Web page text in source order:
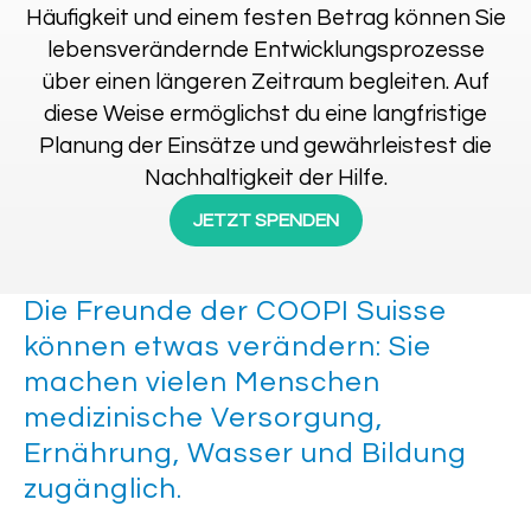
Häufigkeit und einem festen Betrag können Sie
lebensverändernde Entwicklungsprozesse
über einen längeren Zeitraum begleiten. Auf
diese Weise ermöglichst du eine langfristige
Planung der Einsätze und gewährleistest die
Nachhaltigkeit der Hilfe.
JETZT SPENDEN
Die Freunde der COOPI Suisse
können etwas verändern: Sie
machen vielen Menschen
medizinische Versorgung,
Ernährung, Wasser und Bildung
zugänglich.